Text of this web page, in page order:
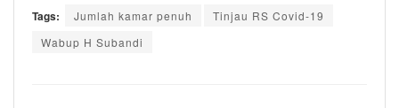
Tags: Jumlah kamar penuh
Tinjau RS Covid-19
Wabup H Subandi